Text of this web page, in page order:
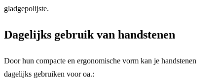
gladgepolijste.
Dagelijks gebruik van handstenen
Door hun compacte en ergonomische vorm kan je handstenen
dagelijks gebruiken voor oa.: